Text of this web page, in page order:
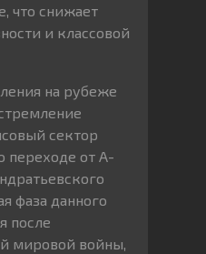
что снижает
и классовой
на рубеже
сектор
переходе от А-
фаза данного
после
мировой войны,